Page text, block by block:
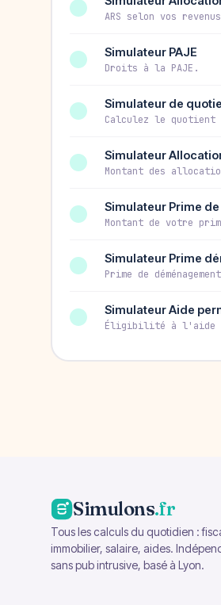
ARS selon vos
Simulateur PAJE
Droits à la PAJE.
Simulateur de
Calculez le quotient
Simulateur
Montant des
Simulateur Prime de
Montant de votre
Simulateur Prime
Prime de
Simulateur Aide
Éligibilité à l'aide
Simulons.fr
Tous les calculs du quotidien :
immobilier, salaire, aides.
sans pub intrusive, basé à Lyon.